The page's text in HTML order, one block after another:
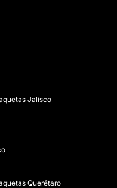
Jalisco
Querétaro